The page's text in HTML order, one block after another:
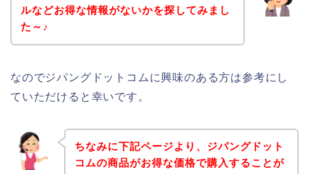
ルなどお得な情報がないかを探してみまし
た～♪
なのでジパングドットコムに興味のある方は参考にし
ていただけると幸いです。
ちなみに下記ページより、ジパングドット
コムの商品がお得な価格で購入することが